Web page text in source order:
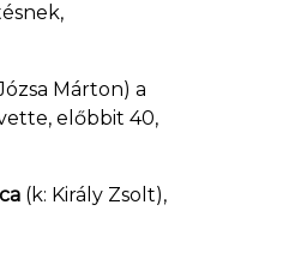
Márton) a
előbbit 40,
(k: Király Zsolt),